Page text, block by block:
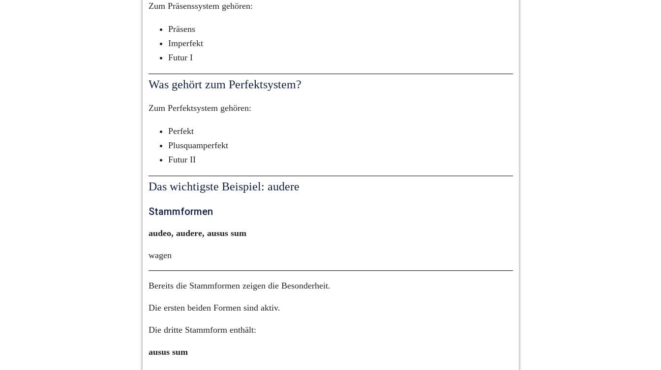
Zum Präsenssystem gehören:
Präsens
Imperfekt
Futur I
Was gehört zum Perfektsystem?
Zum Perfektsystem gehören:
Perfekt
Plusquamperfekt
Futur II
Das wichtigste Beispiel: audere
Stammformen
audeo, audere, ausus sum
wagen
Bereits die Stammformen zeigen die Besonderheit.
Die ersten beiden Formen sind aktiv.
Die dritte Stammform enthält:
ausus sum